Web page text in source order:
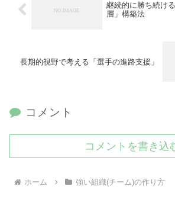
継続的に勝ち続け
層」構築法
長期的視野で考える「選手の進路支援」
コメント
コメントを書き込
ホーム 強い組織(チーム)の作り方